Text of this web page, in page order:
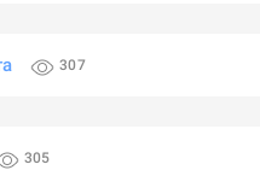
307
305